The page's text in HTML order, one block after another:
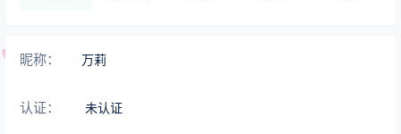
昵称： 万莉
认证： 未认证